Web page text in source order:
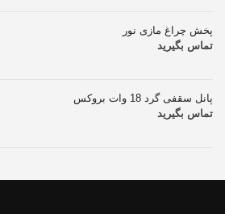
پخش چراغ مازی نور
تماس بگیرید
پانل سقفی گرد 18 وات بروکس
تماس بگیرید